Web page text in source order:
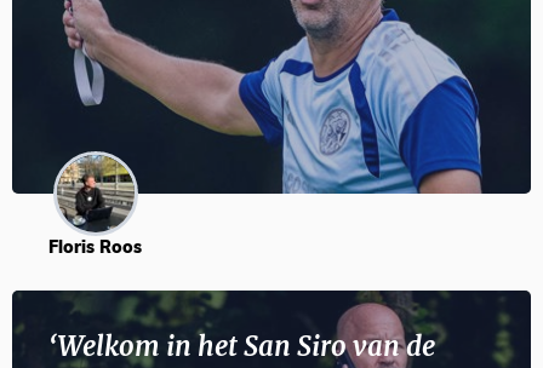
Floris Roos
‘Welkom in het San Siro van de